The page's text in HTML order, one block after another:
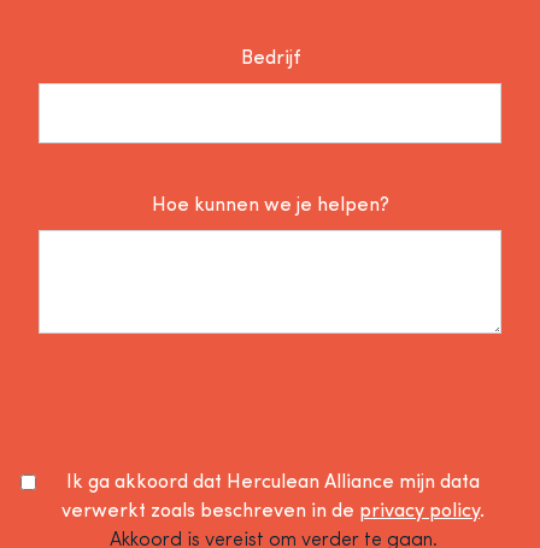
Bedrijf
Hoe kunnen we je helpen?
Ik ga akkoord dat Herculean Alliance mijn data
verwerkt zoals beschreven in de privacy policy.
Akkoord is vereist om verder te gaan.